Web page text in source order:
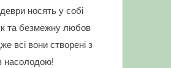
носять у собі
та безмежну любов
всі вони створені з
насолодою!